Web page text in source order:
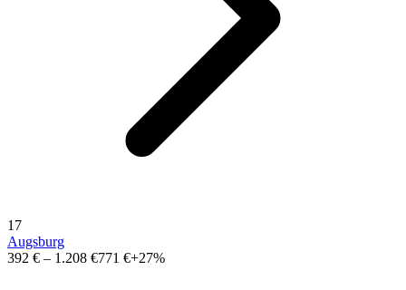
17
Augsburg
392 € – 1.208 €771 €+27%